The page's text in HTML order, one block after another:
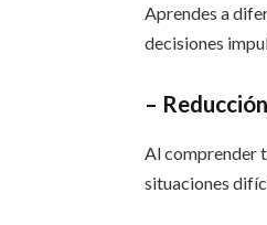
Aprendes a
decisiones
–
Al comprender
situaciones